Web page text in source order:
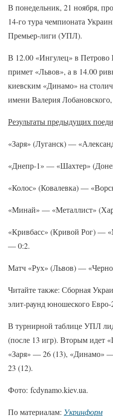
В понедельник, 21 ноября,
14-го тура чемпионата
Премьер-лиги (УПЛ).
В 12.00 «Ингулец» в Петрово
примет «Львов», а в 14.00
киевским «Динамо» на
имени Валерия
Результаты предыдущих
«Заря» (Луганск) —
«Днепр-1» — «Шахтер»
«Колос» (Ковалевка) —
«Минай» — «Металлист»
«Кривбасс» (Кривой Рог) —
— 0:2.
Матч «Рух» (Львов) —
Читайте также: Сборная
элит-раунд юношеского
В турнирной таблице УПЛ
(после 13 игр). Вторым идет
«Заря» — 26 (13), «Динамо»
23 (12).
Фото: fcdynamo.kiev.ua.
По материалам: Укринформ